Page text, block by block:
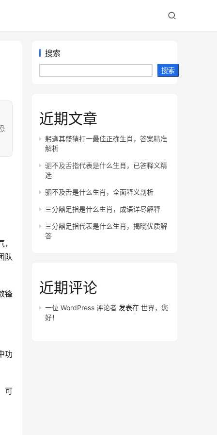
队
锋
功
可
搜索
搜索
近期文章
躬逢其盛猜打一最佳正确生肖，答案精准
解析
驷不及舌指代表是什么生肖，已答释义精
选
驷不及舌是什么生肖，全面释义剖析
三分鼎足指是什么生肖，成语详尽解释
三分鼎足指代表是什么生肖，揭晓优质解
答
近期评论
一位 WordPress 评论者 发表在 世界，您
好！